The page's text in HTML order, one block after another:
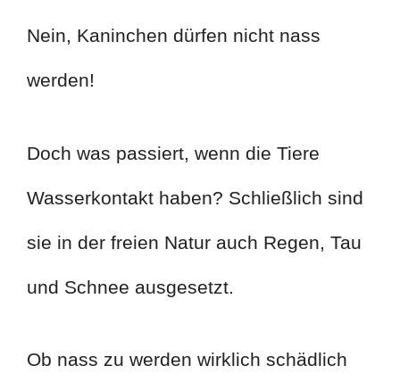
Nein, Kaninchen dürfen nicht nass
werden!
Doch was passiert, wenn die Tiere
Wasserkontakt haben? Schließlich sind
sie in der freien Natur auch Regen, Tau
und Schnee ausgesetzt.
Ob nass zu werden wirklich schädlich